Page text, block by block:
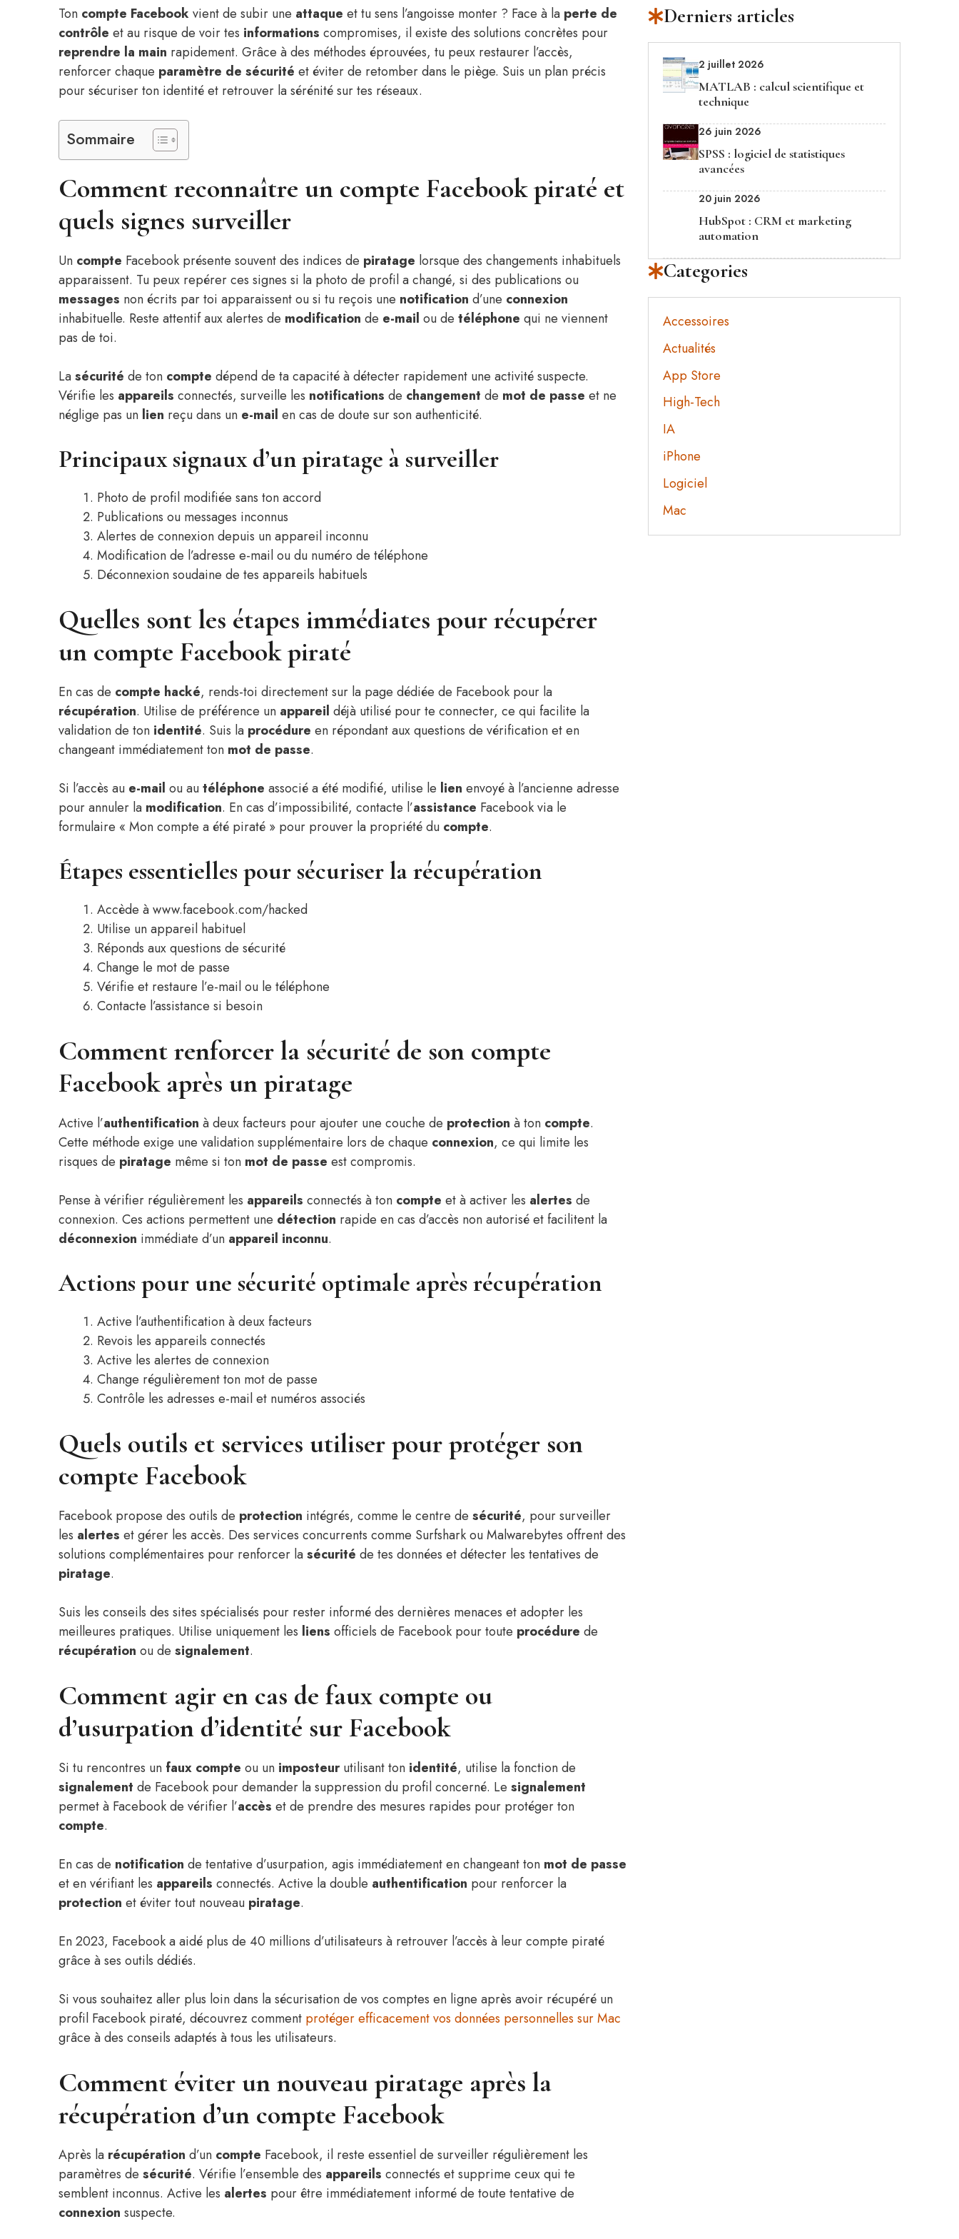
Ton compte Facebookvient de subir une attaque et tu sens l’angoisse monter ? Face à la perte de
contrôle et au risque de voir tes informations compromises, il existe des solutions concrètes pour
reprendre la main rapidement. Grâce à des méthodes éprouvées, tu peux restaurer l’accès,
renforcer chaque paramètre de sécurité et éviter de retomber dans le piège. Suis un plan précis
pour sécuriser ton identité et retrouver la sérénité sur tes réseaux.
Sommaire
Comment reconnaître un compte Facebook piraté et
quels signes surveiller
Un compte Facebook présente souvent des indices de piratage lorsque des changements inhabituels
apparaissent. Tu peux repérer ces signes si la photo de profil a changé, si des publications ou
messages non écrits par toi apparaissent ou si tu reçois une notification d’une connexion
inhabituelle. Reste attentif aux alertes de modification de e-mail ou de téléphone qui ne viennent
pas de toi.
Lasécurité de ton compte dépend de ta capacité à détecter rapidement une activité suspecte.
Vérifie les appareils connectés, surveille les notifications de changement de mot de passe et ne
néglige pas un lien reçu dans un e-mail en cas de doute sur son authenticité.
Principaux signaux d’un piratage à surveiller
Photo de profil modifiée sans ton accord
Publications ou messages inconnus
Alertes de connexion depuis un appareil inconnu
Modification de l’adresse e-mail ou du numéro de téléphone
Déconnexion soudaine de tes appareils habituels
Quelles sont les étapes immédiates pour récupérer
un compte Facebook piraté
En cas de compte hacké, rends-toi directement sur la page dédiée de Facebook pour la
récupération. Utilise de préférence un appareil déjà utilisé pour te connecter, ce qui facilite la
validation de ton identité. Suis la procédure en répondant aux questions de vérification et en
changeant immédiatement ton mot de passe.
Si l’accès au e-mail ou autéléphone associé a été modifié, utilise le lien envoyé à l’ancienne adresse
pour annuler la modification. En cas d’impossibilité, contacte l’assistance Facebook via le
formulaire « Mon compte a été piraté » pour prouver la propriété du compte.
Étapes essentielles pour sécuriser la récupération
Accède à www.facebook.com/hacked
Utilise un appareil habituel
Réponds aux questions de sécurité
Change le mot de passe
Vérifie et restaure l’e-mail ou le téléphone
Contacte l’assistance si besoin
Comment renforcer la sécurité de son compte
Facebook après un piratage
Active l’authentification à deux facteurs pour ajouter une couche de protection à ton compte.
Cette méthode exige une validation supplémentaire lors de chaque connexion, ce qui limite les
risques de piratage même si ton mot de passe est compromis.
Pense à vérifier régulièrement les appareils connectés à ton compte et à activer les alertes de
connexion. Ces actions permettent une détection rapide en cas d’accès non autorisé et facilitent la
déconnexion immédiate d’un appareil inconnu.
Actions pour une sécurité optimale après récupération
Active l’authentification à deux facteurs
Revois les appareils connectés
Active les alertes de connexion
Change régulièrement ton mot de passe
Contrôle les adresses e-mail et numéros associés
Quels outils et services utiliser pour protéger son
compte Facebook
Facebook propose des outils de protection intégrés, comme le centre de sécurité, pour surveiller
les alertes et gérer les accès. Des services concurrents comme Surfshark ou Malwarebytes offrent des
solutions complémentaires pour renforcer lasécurité de tes données et détecter les tentatives de
piratage.
Suis les conseils des sites spécialisés pour rester informé des dernières menaces et adopter les
meilleures pratiques. Utilise uniquement les liens officiels de Facebook pour toute procédure de
récupération ou de signalement.
Comment agir en cas de faux compte ou
d’usurpation d’identité sur Facebook
Si tu rencontres un faux compte ou un imposteurutilisant ton identité, utilise la fonction de
signalement de Facebook pour demander la suppression du profil concerné. Le signalement
permet à Facebook de vérifier l’accès et de prendre des mesures rapides pour protéger ton
compte.
En cas de notification de tentative d’usurpation, agis immédiatement en changeant ton mot de passe
et en vérifiant les appareils connectés. Active la double authentification pour renforcer la
protection et éviter tout nouveau piratage.
En 2023, Facebook a aidé plus de 40 millions d’utilisateurs à retrouver l’accès à leur compte piraté
grâce à ses outils dédiés.
Si vous souhaitez aller plus loin dans la sécurisation de vos comptes en ligne après avoir récupéré un
profil Facebook piraté, découvrez comment protéger efficacement vos données personnelles sur Mac
grâce à des conseils adaptés à tous les utilisateurs.
Comment éviter un nouveau piratage après la
récupération d’un compte Facebook
Après la récupération d’un compte Facebook, il reste essentiel de surveiller régulièrement les
paramètres de sécurité. Vérifie l’ensemble des appareils connectés et supprime ceux qui te
semblent inconnus. Active les alertes pour être immédiatement informé de toute tentative de
connexion suspecte.
Derniers articles
2 juillet 2026
MATLAB : calcul scientifique et
technique
26 juin 2026
SPSS : logiciel de statistiques
avancées
20 juin 2026
HubSpot : CRM et marketing
automation
Categories
Accessoires
Actualités
App Store
High-Tech
IA
iPhone
Logiciel
Mac